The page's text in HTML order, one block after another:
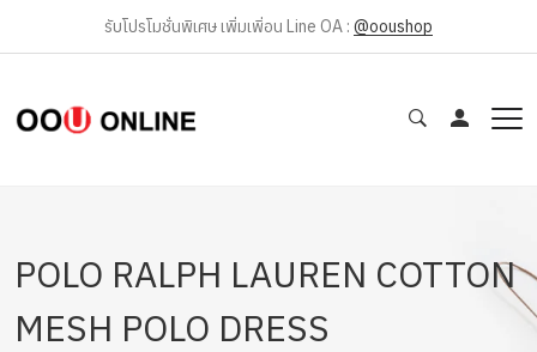
รับโปรโมชั่นพิเศษ เพิ่มเพิ่อน Line OA : @ooushop
POLO RALPH LAUREN COTTON
MESH POLO DRESS